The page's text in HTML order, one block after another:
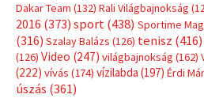
Dakar Team (132) Rali Világbajnokság
2016 (373) sport(438) Sportime
(316) Szalay Balázs (126) tenisz (416)
(126) Video (247) világbajnokság (162)
(222) vívás (174) vízilabda (197) Érdi
úszás (361)